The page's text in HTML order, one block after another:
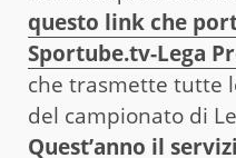
questo link che
Sportube.tv-Lega
che trasmette tutte
del campionato di
Quest’anno il